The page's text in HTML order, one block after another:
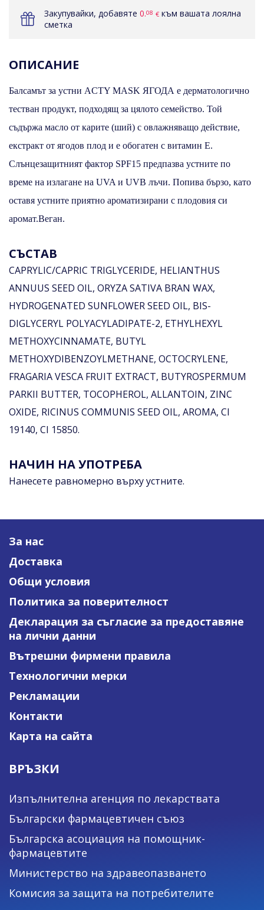
Закупувайки, добавяте 0.08 € към вашата лоялна
сметка
ОПИСАНИЕ
Балсамът за устни ACTY MASK ЯГОДА е дерматологично
тестван продукт, подходящ за цялото семейство. Той
съдържа масло от карите (ший) с овлажняващо действие,
екстракт от ягодов плод и е обогатен с витамин Е.
Слънцезащитният фактор SPF15 предпазва устните по
време на излагане на UVA и UVB лъчи. Попива бързо, като
оставя устните приятно ароматизирани с плодовия си
аромат.Веган.
СЪСТАВ
CAPRYLIC/CAPRIC TRIGLYCERIDE, HELIANTHUS
ANNUUS SEED OIL, ORYZA SATIVA BRAN WAX,
HYDROGENATED SUNFLOWER SEED OIL, BIS-
DIGLYCERYL POLYACYLADIPATE-2, ETHYLHEXYL
METHOXYCINNAMATE, BUTYL
METHOXYDIBENZOYLMETHANE, OCTOCRYLENE,
FRAGARIA VESCA FRUIT EXTRACT, BUTYROSPERMUM
PARKII BUTTER, TOCOPHEROL, ALLANTOIN, ZINC
OXIDE, RICINUS COMMUNIS SEED OIL, AROMA, CI
19140, CI 15850.
НАЧИН НА УПОТРЕБА
Нанесете равномерно върху устните.
За нас
Доставка
Общи условия
Политика за поверителност
Декларация за съгласие за предоставяне
на лични данни
Вътрешни фирмени правила
Технологични мерки
Рекламации
Контакти
Карта на сайта
ВРЪЗКИ
Изпълнителна агенция по лекарствата
Български фармацевтичен съюз
Българска асоциация на помощник-
фармацевтите
Министерство на здравеопазването
Комисия за защита на потребителите